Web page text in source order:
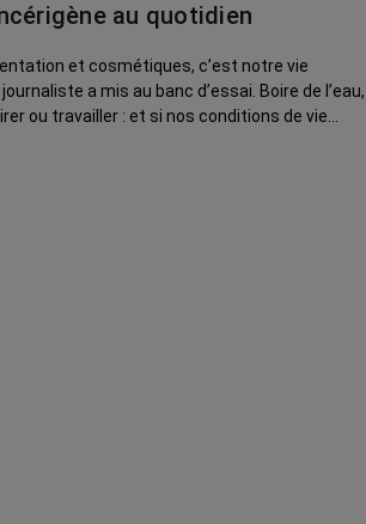
au quotidien
et cosmétiques, c’est notre vie
a mis au banc d’essai. Boire de l’eau,
ou travailler : et si nos conditions de vie